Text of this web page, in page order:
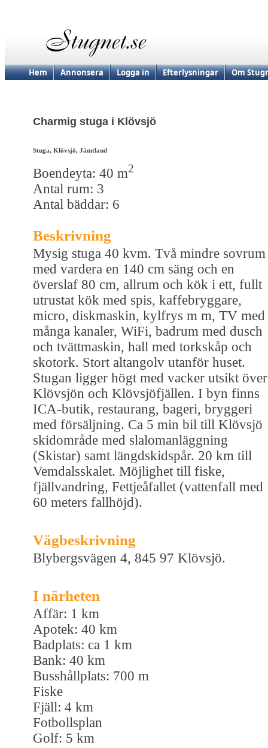
Hem Annonsera Logga in Efterlysningar Om
Charmig stuga i Klövsjö
Stuga, Klövsjö, Jämtland
Boendeyta: 40 m2
Antal rum: 3
Antal bäddar: 6
Beskrivning
Mysig stuga 40 kvm. Två mindre sovrum
med vardera en 140 cm säng och en
överslaf 80 cm, allrum och kök i ett, fullt
utrustat kök med spis, kaffebryggare,
micro, diskmaskin, kylfrys m m, TV med
många kanaler, WiFi, badrum med dusch
och tvättmaskin, hall med torkskåp och
skotork. Stort altangolv utanför huset.
Stugan ligger högt med vacker utsikt över
Klövsjön och Klövsjöfjällen. I byn finns
ICA-butik, restaurang, bageri, bryggeri
med försäljning. Ca 5 min bil till Klövsjö
skidområde med slalomanläggning
(Skistar) samt längdskidspår. 20 km till
Vemdalsskalet. Möjlighet till fiske,
fjällvandring, Fettjeåfallet (vattenfall med
60 meters fallhöjd).
Vägbeskrivning
Blybergsvägen 4, 845 97 Klövsjö.
I närheten
Affär: 1 km
Apotek: 40 km
Badplats: ca 1 km
Bank: 40 km
Busshållplats: 700 m
Fiske
Fjäll: 4 km
Fotbollsplan
Golf: 5 km